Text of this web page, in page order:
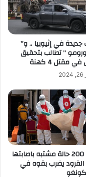
في إثيوبيا .. و”
” تطالب بتحقيق
مقتل 4 كهنة
تسجيل 200 حالة مشتبه باصابتها
يضرب بقوه في